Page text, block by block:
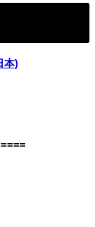
本)